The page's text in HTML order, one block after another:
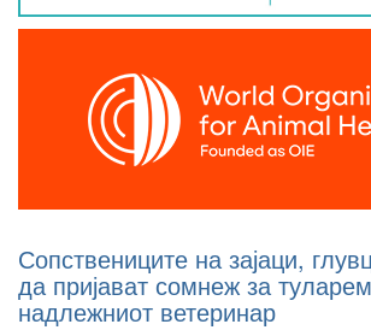
Сопствениците на зајаци,
да пријават сомнеж за
надлежниот ветеринар